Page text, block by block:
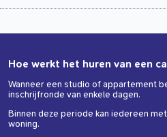
Hoe werkt het huren van een
Wanneer een studio of appartement
inschrijfronde van enkele dagen.
Binnen deze periode kan iedereen
woning.